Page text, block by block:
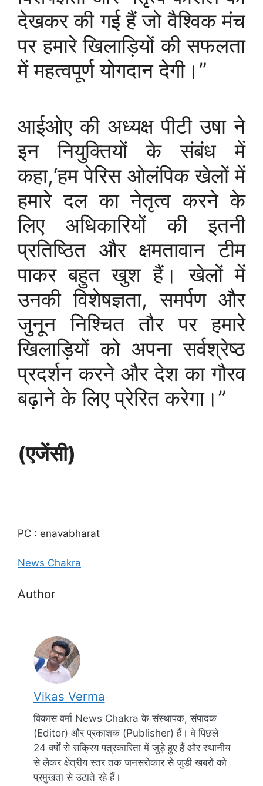
देखकर की गई हैं जो वैश्विक मंच
पर हमारे खिलाड़ियों की सफलता
में महत्वपूर्ण योगदान देगी।”
आईओए की अध्यक्ष पीटी उषा ने
इन नियुक्तियों के संबंध में
कहा,‘हम पेरिस ओलंपिक खेलों में
हमारे दल का नेतृत्व करने के
लिए अधिकारियों की इतनी
प्रतिष्ठित और क्षमतावान टीम
पाकर बहुत खुश हैं। खेलों में
उनकी विशेषज्ञता, समर्पण और
जुनून निश्चित तौर पर हमारे
खिलाड़ियों को अपना सर्वश्रेष्ठ
प्रदर्शन करने और देश का गौरव
बढ़ाने के लिए प्रेरित करेगा।”
(एजेंसी)
PC : enavabharat
News Chakra
Author
Vikas Verma
विकास वर्मा News Chakra के संस्थापक, संपादक
(Editor) और प्रकाशक (Publisher) हैं। वे पिछले
24 वर्षों से सक्रिय पत्रकारिता में जुड़े हुए हैं और स्थानीय
से लेकर क्षेत्रीय स्तर तक जनसरोकार से जुड़ी खबरों को
प्रमुखता से उठाते रहे हैं।